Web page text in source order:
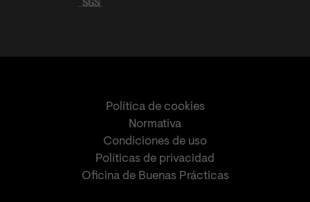
Política de cookies
Normativa
Condiciones de uso
Políticas de privacidad
Oficina de Buenas Prácticas